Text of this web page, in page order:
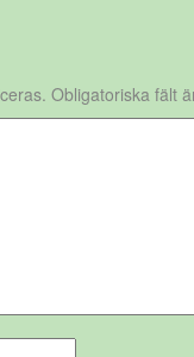
Obligatoriska fält